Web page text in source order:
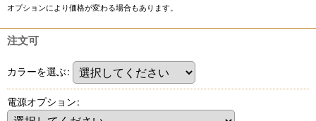
オプションにより価格が変わる場合もあります。
注文可
カラーを選ぶ:
電源オプション: